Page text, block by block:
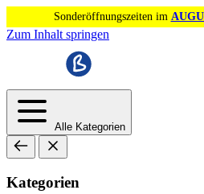
Sonderöffnungszeiten im
Zum Inhalt springen
Alle Kategorien
Kategorien